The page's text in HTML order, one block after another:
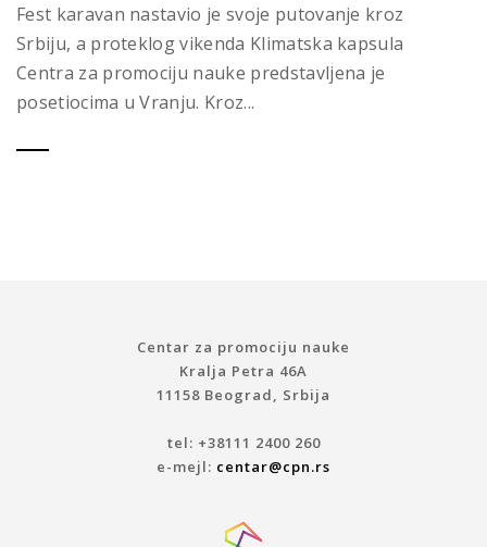
Fest karavan nastavio je svoje putovanje kroz
Srbiju, a proteklog vikenda Klimatska kapsula
Centra za promociju nauke predstavljena je
posetiocima u Vranju. Kroz...
Centar za promociju nauke
Kralja Petra 46A
11158 Beograd, Srbija
tel: +38111 2400 260
e-mejl: centar@cpn.rs